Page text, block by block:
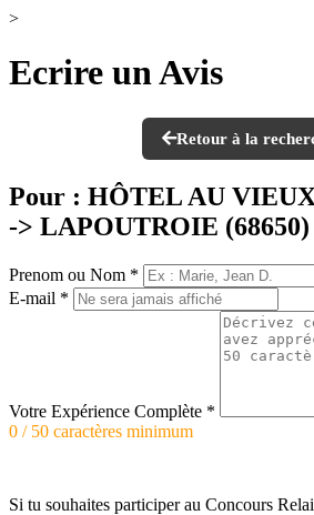
>
Ecrire un Avis
Retour à la
Pour : HÔTEL AU
-> LAPOUTROIE (68650)
Prenom ou Nom *
E-mail *
Votre Expérience Complète *
0 / 50 caractères minimum
Si tu souhaites participer au Concours